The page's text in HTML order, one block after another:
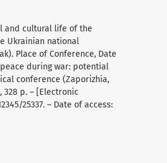
and cultural life of the
Ukrainian national
Place of Conference, Date
during war: potential
conference (Zaporizhia,
328 p. – [Electronic
25337. – Date of access: